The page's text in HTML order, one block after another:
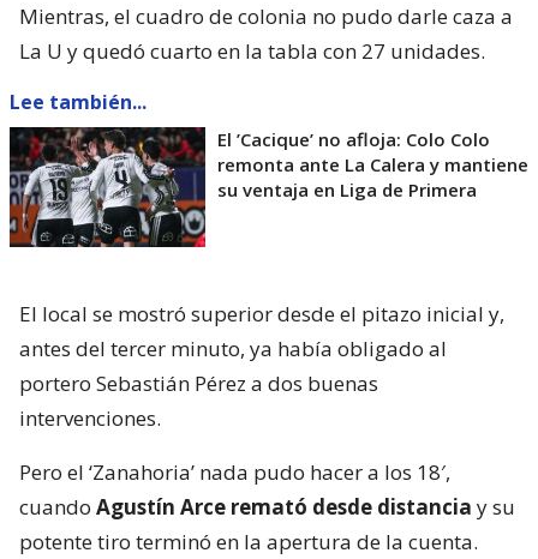
Mientras, el cuadro de colonia no pudo darle caza a
La U y quedó cuarto en la tabla con 27 unidades.
Lee también...
El ’Cacique’ no afloja: Colo Colo
remonta ante La Calera y mantiene
su ventaja en Liga de Primera
El local se mostró superior desde el pitazo inicial y,
antes del tercer minuto, ya había obligado al
portero Sebastián Pérez a dos buenas
intervenciones.
Pero el ‘Zanahoria’ nada pudo hacer a los 18′,
cuando Agustín Arce remató desde distancia y su
potente tiro terminó en la apertura de la cuenta.